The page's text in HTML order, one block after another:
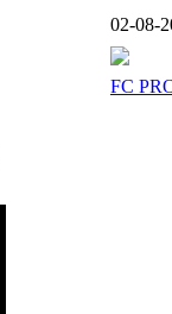
02-08-
FC